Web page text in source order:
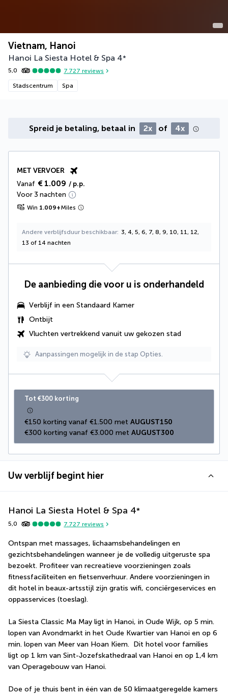
Vietnam, Hanoi
Hanoi La Siesta Hotel & Spa 4*
5,0 7.727 reviews
Stadscentrum Spa
Spreid je betaling, betaal in 2x of 4x
MET VERVOER
Vanaf € 1.009 / p.p.
Voor 3 nachten
Win 1.009+Miles
Andere verblijfsduur beschikbaar 3, 4, 5, 6, 7, 8, 9, 10, 11, 12,
13 of 14 nachten
De aanbieding die voor u is onderhandeld
Verblijf in een Standaard Kamer
Ontbijt
Vluchten vertrekkend vanuit uw gekozen stad
Aanpassingen mogelijk in de stap Opties.
Tot €300 korting
€150 korting vanaf €1.500 met AUGUST150
€300 korting vanaf €3.000 met AUGUST300
Uw verblijf begint hier
Hanoi La Siesta Hotel & Spa 4*
5,0 7.727 reviews
Ontspan met massages, lichaamsbehandelingen en
gezichtsbehandelingen wanneer je de volledig uitgeruste spa
bezoekt. Profiteer van recreatieve voorzieningen zoals
fitnessfaciliteiten en fietsenverhuur. Andere voorzieningen in
dit hotel in beaux-artsstijl zijn gratis wifi, conciërgeservices en
oppasservices (toeslag).
La Siesta Classic Ma May ligt in Hanoi, in Oude Wijk, op 5 min.
lopen van Avondmarkt in het Oude Kwartier van Hanoi en op 6
min. lopen van Meer van Hoan Kiem.  Dit hotel voor families
ligt op 1 km van Sint-Jozefskathedraal van Hanoi en op 1,4 km
van Operagebouw van Hanoi.
Doe of je thuis bent in één van de 50 klimaatgeregelde kamers